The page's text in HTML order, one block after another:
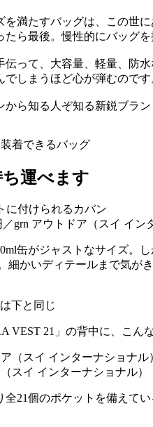
満たすバッグは、この世
ら最後。慢性的にバッグを
って、大容量、軽量、防
しまうほど心が弾むのです
ら知る人ぞ知る新鋭ブラ
着できるバッグ
運べます
／grn アウトドア（スイ イン
缶がジャストなサイズ。
細かいディテールまで気がき
下と同じ
VEST 21」の背中に、こ
スイ インターナショナル）
21個のポケットを備えて